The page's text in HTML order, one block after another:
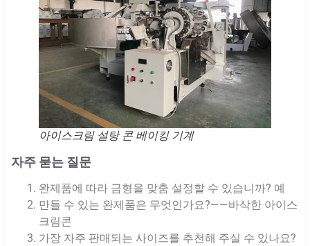
아이스크림 설탕 콘 베이킹 기계
자주 묻는 질문
완제품에 따라 금형을 맞춤 설정할 수 있습니까? 예
만들 수 있는 완제품은 무엇인가요?——바삭한 아이스
크림콘
가장 자주 판매되는 사이즈를 추천해 주실 수 있나요?